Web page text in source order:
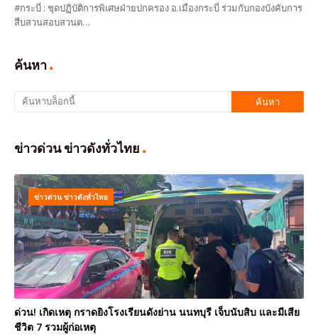
#กระบี่ : ชุดปฏิบัติการพิเศษฝ่ายปกครอง อ.เมืองกระบี่ ร่วมกับกองบังคับการ
สืบสวนสอบสวนต…
ค้นหา
ข่าวด่วน ข่าวดังทั่วไทย
ข่าวด่วน ข่าวดังทั่วไทย
ด่วน! เกิดเหตุ กราดยิงโรงเรียนดังย่าน นนทบุรี เจ็บนับสิบ และมีเสีย
ชีวิต 7 รวมผู้ก่อเหตุ